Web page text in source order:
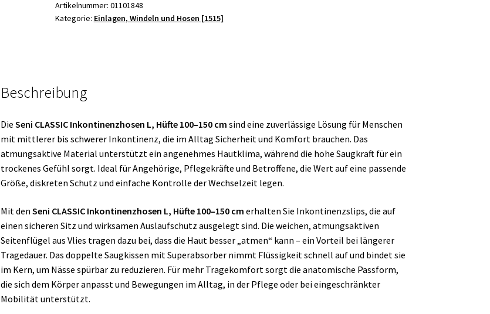
100-
150
30
Menge
Artikelnummer: 01101848
Kategorie: Einlagen, Windeln und Hosen [1515]
Beschreibung
DieSeni CLASSIC Inkontinenzhosen L, Hüfte 100–150 cm sind eine zuverlässige Lösung für Menschen
mit mittlerer bis schwerer Inkontinenz, die im Alltag Sicherheit und Komfort brauchen. Das
atmungsaktive Material unterstützt ein angenehmes Hautklima, während die hohe Saugkraft für ein
trockenes Gefühl sorgt. Ideal für Angehörige, Pflegekräfte und Betroffene, die Wert auf eine passende
Größe, diskreten Schutz und einfache Kontrolle der Wechselzeit legen.
Mit denSeni CLASSIC Inkontinenzhosen L, Hüfte 100–150 cm erhalten Sie Inkontinenzslips, die auf
einen sicheren Sitz und wirksamen Auslaufschutz ausgelegt sind. Die weichen, atmungsaktiven
Seitenflügel aus Vlies tragen dazu bei, dass die Haut besser „atmen“ kann – ein Vorteil bei längerer
Tragedauer. Das doppelte Saugkissen mit Superabsorber nimmt Flüssigkeit schnell auf und bindet sie
im Kern, um Nässe spürbar zu reduzieren. Für mehr Tragekomfort sorgt die anatomische Passform,
die sich dem Körper anpasst und Bewegungen im Alltag, in der Pflege oder bei eingeschränkter
Mobilität unterstützt.